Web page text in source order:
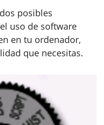
posibles
uso de software
en tu ordenador,
que necesitas.